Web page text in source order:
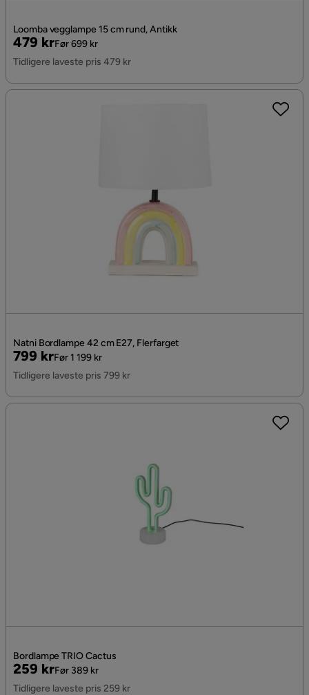
Loomba vegglampe 15 cm rund, Antikk
Pris
479 kr
Original
Pris
Før 699 kr
Tidligere laveste pris 479 kr
Natni Bordlampe 42 cm E27, Flerfarget
Pris
799 kr
Original
Pris
Før 1 199 kr
Tidligere laveste pris 799 kr
Bordlampe TRIO Cactus
Pris
259 kr
Original
Pris
Før 389 kr
Tidligere laveste pris 259 kr